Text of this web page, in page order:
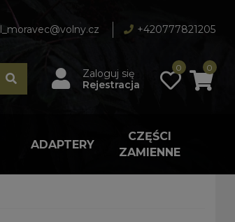
l_moravec@volny.cz +420777821205
Zaloguj się
Rejestracja
0 0
ADAPTERY
CZĘŚCI
ZAMIENNE